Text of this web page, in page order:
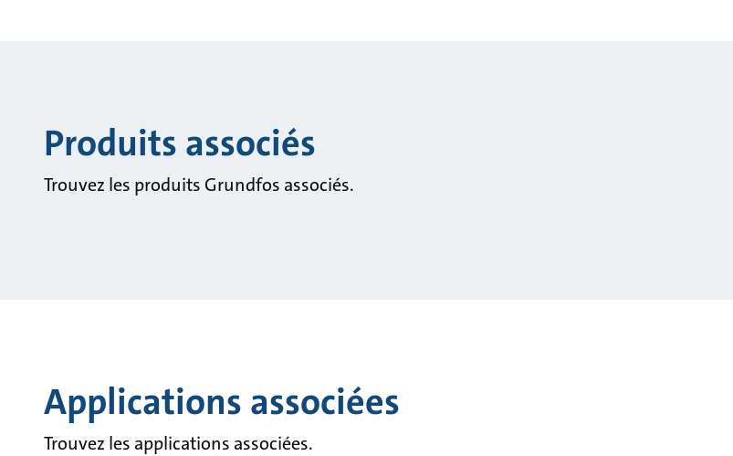
Produits associés
Trouvez les produits Grundfos associés.
Applications associées
Trouvez les applications associées.